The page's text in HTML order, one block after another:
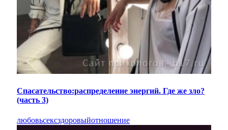
Спасательство:распределение энергий. Где же зло?
(часть 3)
любовьсексздоровыйотношение